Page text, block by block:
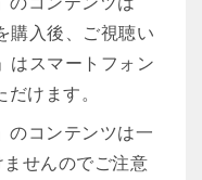
購入後、ご視聴い
はスマートフォン
けます。
のコンテンツは一
せんのでご注意